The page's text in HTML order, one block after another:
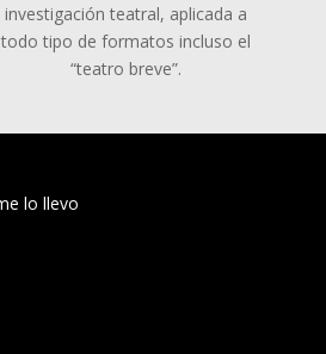
investigación teatral, aplicada a
todo tipo de formatos incluso el
“teatro breve”.